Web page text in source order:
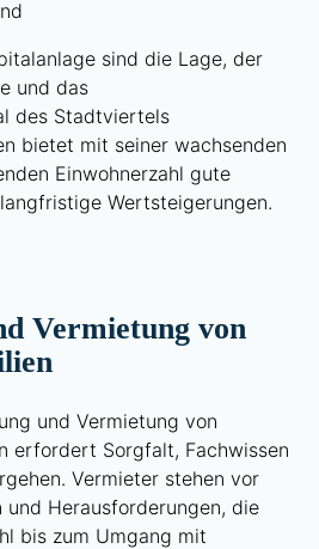
sind die Lage, der
und das
des Stadtviertels
bietet mit seiner wachsenden
Einwohnerzahl gute
Wertsteigerungen.
Vermietung von
und Vermietung von
erfordert Sorgfalt, Fachwissen
Vermieter stehen vor
Herausforderungen, die
bis zum Umgang mit